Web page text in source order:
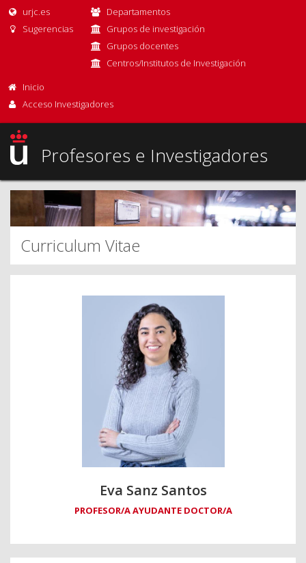
urjc.es
Sugerencias
Departamentos
Grupos de investigación
Grupos docentes
Centros/Institutos de Investigación
Inicio
Acceso Investigadores
Profesores e Investigadores
Curriculum Vitae
Eva Sanz Santos
PROFESOR/A AYUDANTE DOCTOR/A